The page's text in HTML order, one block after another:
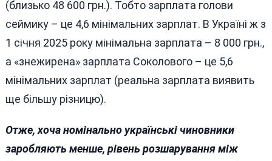
(близько 48 600 грн.). Тобто зарплата голови
сеймику – це 4,6 мінімальних зарплат. В Україні ж з
1 січня 2025 року мінімальна зарплата – 8 000 грн.,
а «знежирена» зарплата Соколового – це 5,6
мінімальних зарплат (реальна зарплата виявить
ще більшу різницю).
Отже, хоча номінально українські чиновники
заробляють менше, рівень розшарування між